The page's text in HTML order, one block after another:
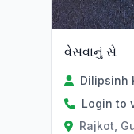
વેસવાનું સે
Dilipsinh
Login to
Rajkot,